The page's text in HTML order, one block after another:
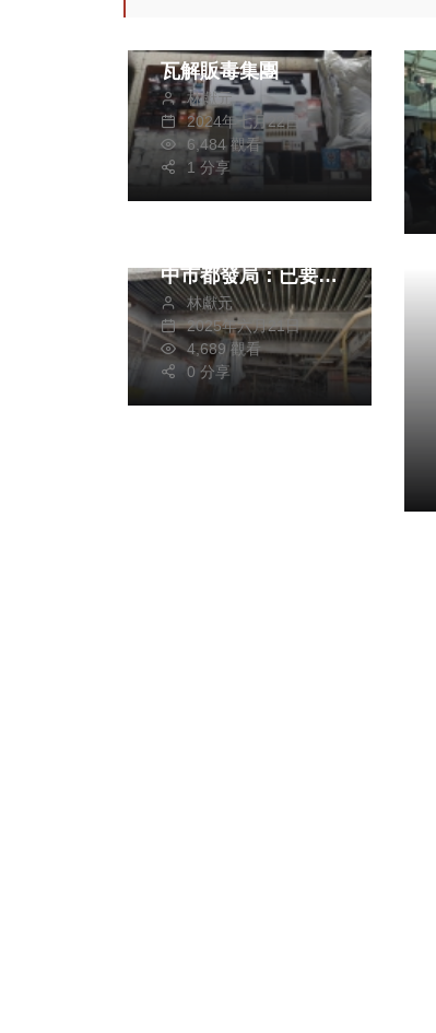
瓦解販毒集團
林獻元
2024年七月22日
6,484 觀看
1 分享
政治 財經及消費
中市都發局：已要求
局部停工並啟動聯合
稽查
林獻元
2025年六月21日
4,689 觀看
0 分享